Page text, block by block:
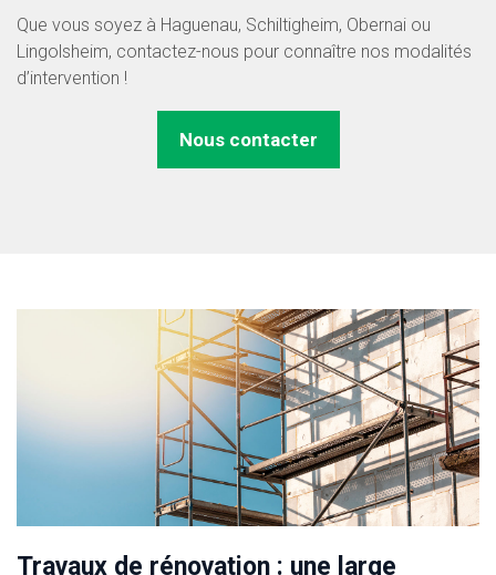
Que vous soyez à Haguenau, Schiltigheim, Obernai ou
Lingolsheim, contactez-nous pour connaître nos modalités
d’intervention !
Nous contacter
Travaux de rénovation : une large